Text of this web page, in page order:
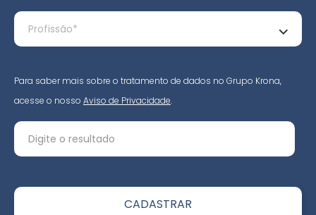
Para saber mais sobre o tratamento de dados no Grupo Krona,
acesse o nosso Aviso de Privacidade.